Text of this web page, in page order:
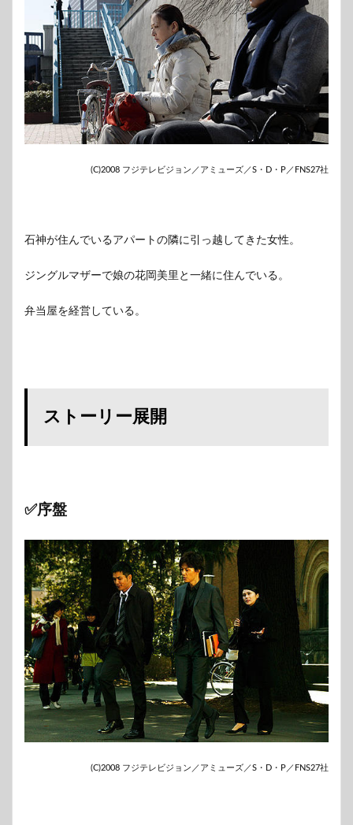
(C)2008 フジテレビジョン／アミューズ／S・D・P／FNS27社
石神が住んでいるアパートの隣に引っ越してきた女性。
ジングルマザーで娘の花岡美里と一緒に住んでいる。
弁当屋を経営している。
ストーリー展開
✅序盤
(C)2008 フジテレビジョン／アミューズ／S・D・P／FNS27社